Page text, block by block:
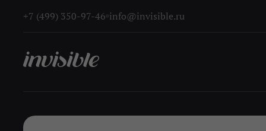
+7 (499) 350-97-46 info@invisible.ru